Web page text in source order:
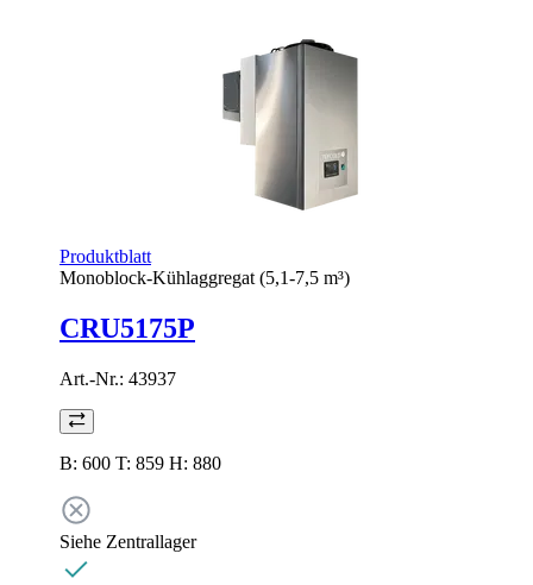
Produktblatt
Monoblock-Kühlaggregat (5,1-7,5 m³)
CRU5175P
Art.-Nr.: 43937
B: 600 T: 859 H: 880
Siehe Zentrallager